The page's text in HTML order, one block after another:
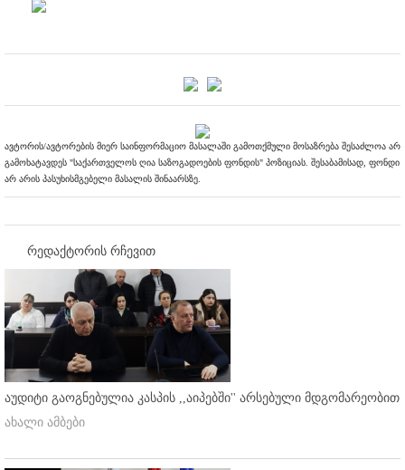
ავტორის/ავტორების მიერ საინფორმაციო მასალაში გამოთქმული მოსაზრება შესაძლოა არ
გამოხატავდეს "საქართველოს ღია საზოგადოების ფონდის" პოზიციას. შესაბამისად, ფონდი
არ არის პასუხისმგებელი მასალის შინაარსზე.
რედაქტორის რჩევით
აუდიტი გაოგნებულია კასპის ,,აიპებში'' არსებული მდგომარეობით
ახალი ამბები